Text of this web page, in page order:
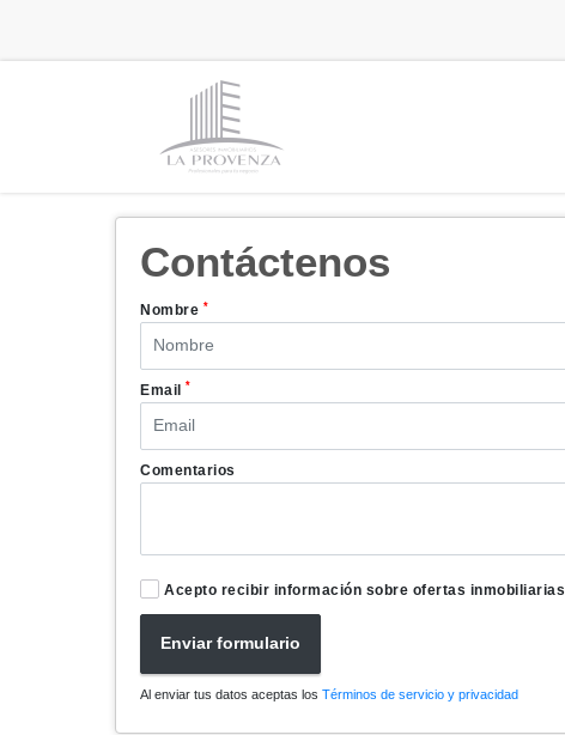
Contáctenos
Nombre *
Email *
Comentarios
Acepto recibir información sobre ofertas inmobiliarias
Enviar formulario
Al enviar tus datos aceptas los Términos de servicio y privacidad